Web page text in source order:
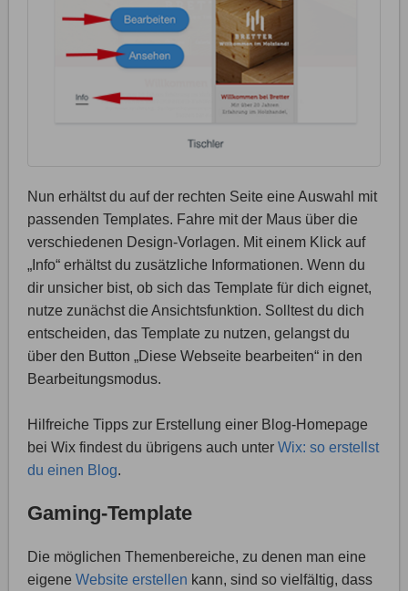
Nun erhältst du auf der rechten Seite eine Auswahl mit
passenden Templates. Fahre mit der Maus über die
verschiedenen Design-Vorlagen. Mit einem Klick auf
„Info“ erhältst du zusätzliche Informationen. Wenn du
dir unsicher bist, ob sich das Template für dich eignet,
nutze zunächst die Ansichtsfunktion. Solltest du dich
entscheiden, das Template zu nutzen, gelangst du
über den Button „Diese Webseite bearbeiten“ in den
Bearbeitungsmodus.
Hilfreiche Tipps zur Erstellung einer Blog-Homepage
bei Wix findest du übrigens auch unter Wix: so erstellst
du einen Blog.
Gaming-Template
Die möglichen Themenbereiche, zu denen man eine
eigene Website erstellen kann, sind so vielfältig, dass